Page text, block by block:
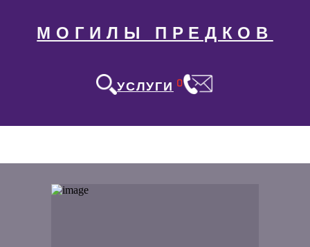
МОГИЛЫ ПРЕДКОВ
УСЛУГИ 0